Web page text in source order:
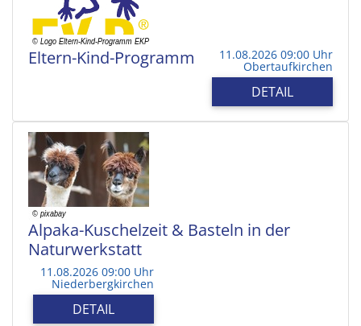
Eltern-Kind-Programm 11.08.2026 09:00 Uhr
Obertaufkirchen
DETAIL
Alpaka-Kuschelzeit & Basteln in der
Naturwerkstatt
11.08.2026 09:00 Uhr
Niederbergkirchen
DETAIL